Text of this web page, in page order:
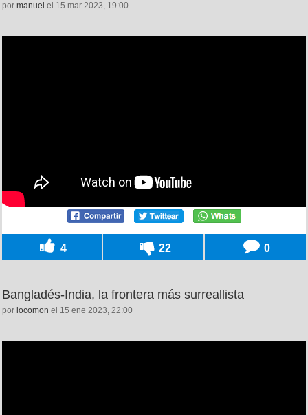
por manuel el 15 mar 2023, 19:00
4 22 0
Bangladés-India, la frontera más surreallista
por locomon el 15 ene 2023, 22:00